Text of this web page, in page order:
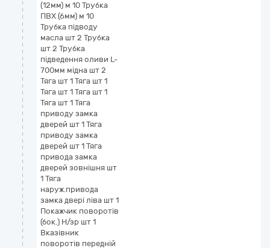
(12мм) м 10 Трубка
ПВХ (6мм) м 10
Трубка підводу
масла шт 2 Трубка
шт 2 Трубка
підведення оливи L-
700мм мідна шт 2
Тяга шт 1 Тяга шт 1
Тяга шт 1 Тяга шт 1
Тяга шт 1 Тяга
приводу замка
дверей шт 1 Тяга
приводу замка
дверей шт 1 Тяга
привода замка
дверей зовнішня шт
1 Тяга
наруж.привода
замка двері ліва шт 1
Покажчик поворотів
(бок.) Н/зр шт 1
Вказівник
поворотів передній